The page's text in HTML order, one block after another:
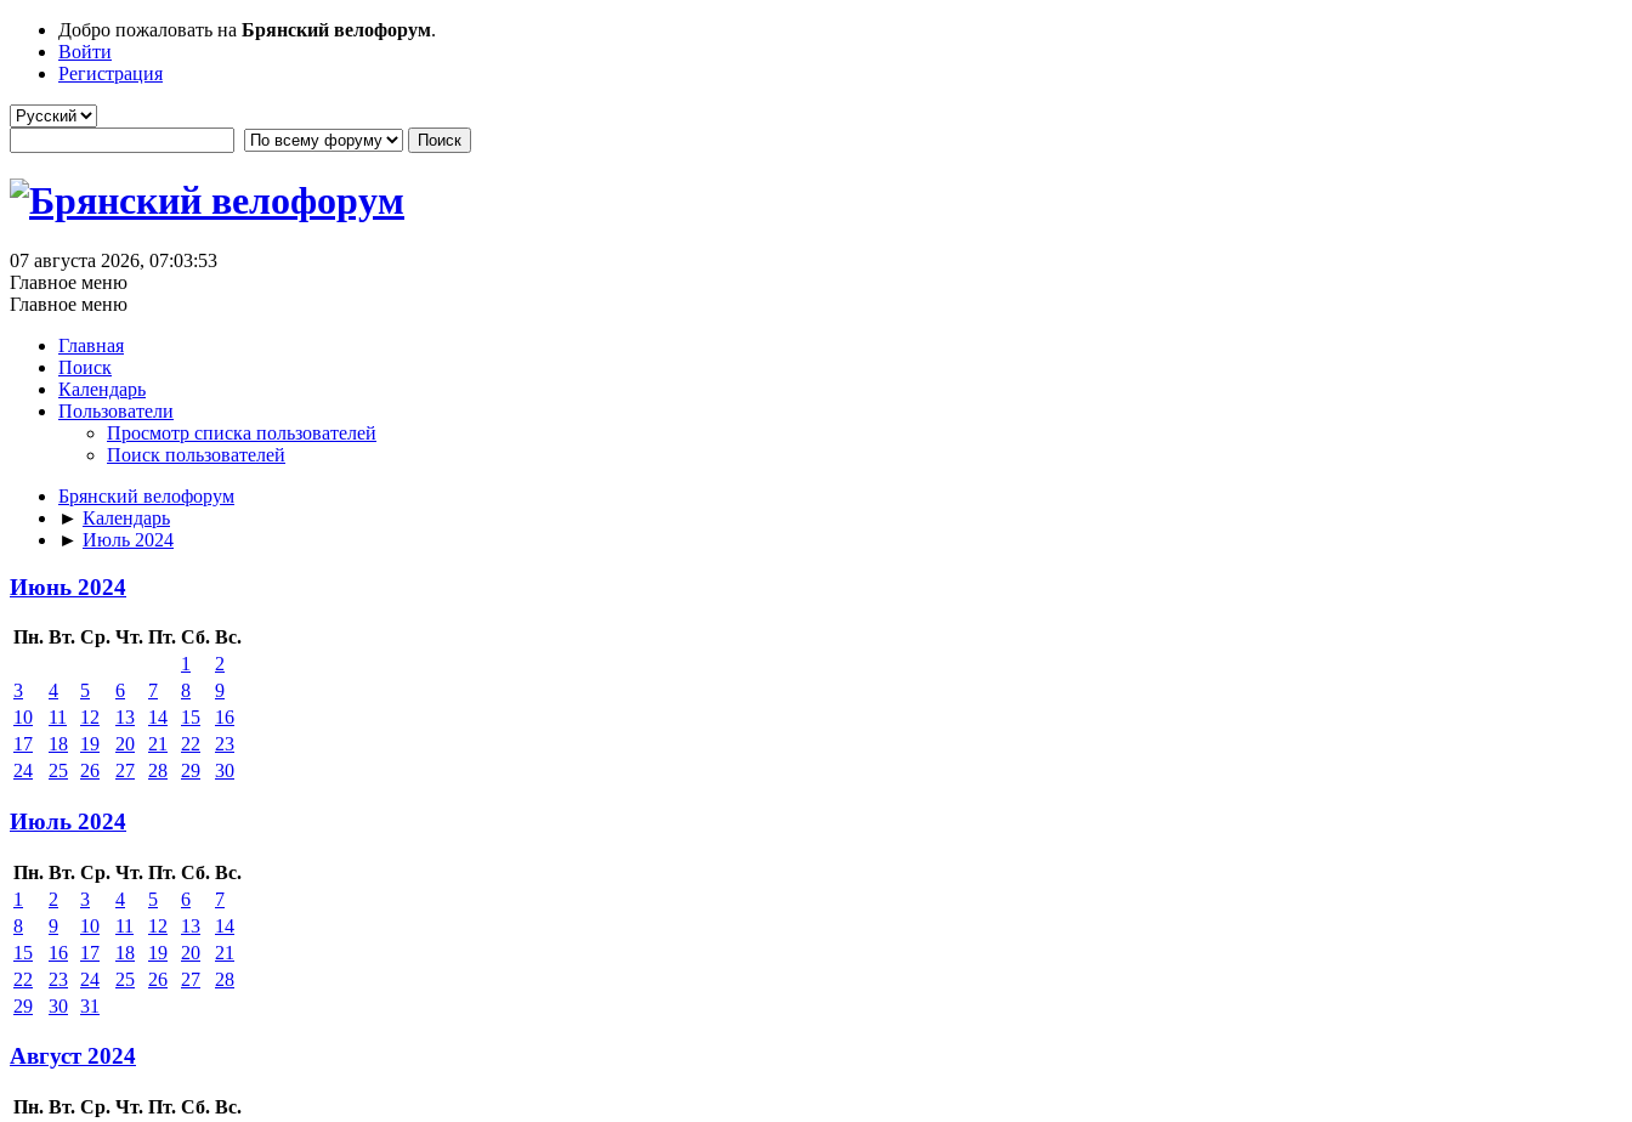
Добро пожаловать на Брянский велофорум.
Войти
Регистрация
07 августа 2026, 07:03:53
Главное меню
Главное меню
Главная
Поиск
Календарь
Пользователи
Просмотр списка пользователей
Поиск пользователей
Брянский велофорум
► Календарь
► Июль 2024
Июнь 2024
Пн. Вт. Ср. Чт. Пт. Сб. Вс.
1
2
3
4 5 6 7 8
9
10
11 12 13 14 15
16
17
18 19 20 21 22
23
24
25 26 27 28 29 30
Июль 2024
Пн. Вт. Ср. Чт. Пт. Сб. Вс.
1
2 3 4 5 6
7
8
9 10 11 12 13
14
15
16 17 18 19 20
21
22
23 24 25 26 27
28
29
30 31
Август 2024
Пн. Вт. Ср. Чт. Пт. Сб. Вс.